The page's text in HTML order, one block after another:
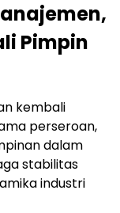
Pimpin
kembali
perseroan,
dalam
stabilitas
industri